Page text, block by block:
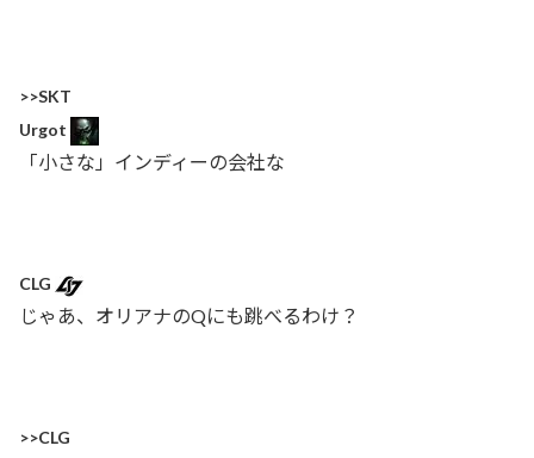
>>SKT
Urgot
「小さな」インディーの会社な
CLG
じゃあ、オリアナのQにも跳べるわけ？
>>CLG